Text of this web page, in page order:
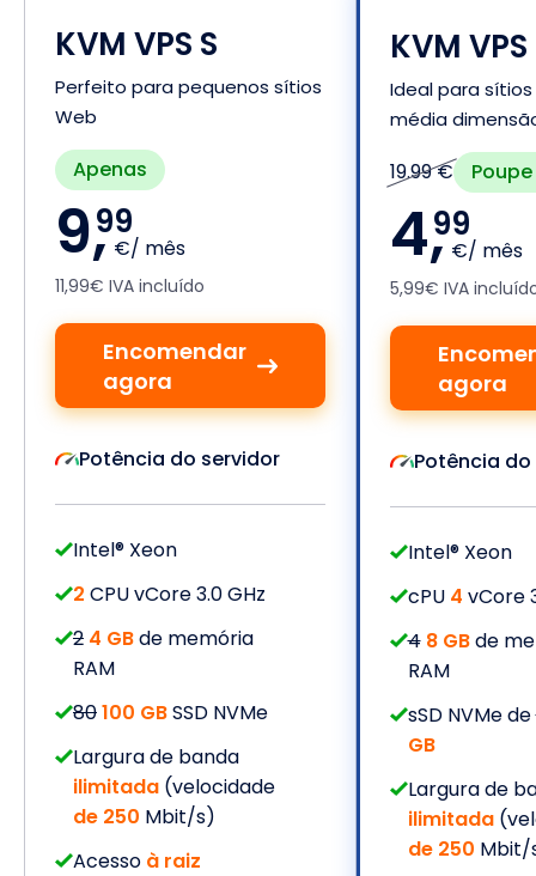
KVM VPS S
Perfeito para pequenos sítios
Web
Apenas
9,99
€/ mês
11,99€ IVA incluído
Encomendar
agora
Potência do servidor
Intel® Xeon
2 CPU vCore 3.0 GHz
2 4 GBde memória
RAM
80100 GBSSD NVMe
Largura de banda
ilimitada (velocidade
de 250 Mbit/s)
Acesso à raiz
KVM
Ideal para
média
19.99 €
4,99
€/ mês
5,99€ IVA
agora
Potência
Intel® Xeon
cPU 4 vCore
4 8 GBde
RAM
sSD NVMe de
GB
Largura de
ilimitada
de 250 Mbit/